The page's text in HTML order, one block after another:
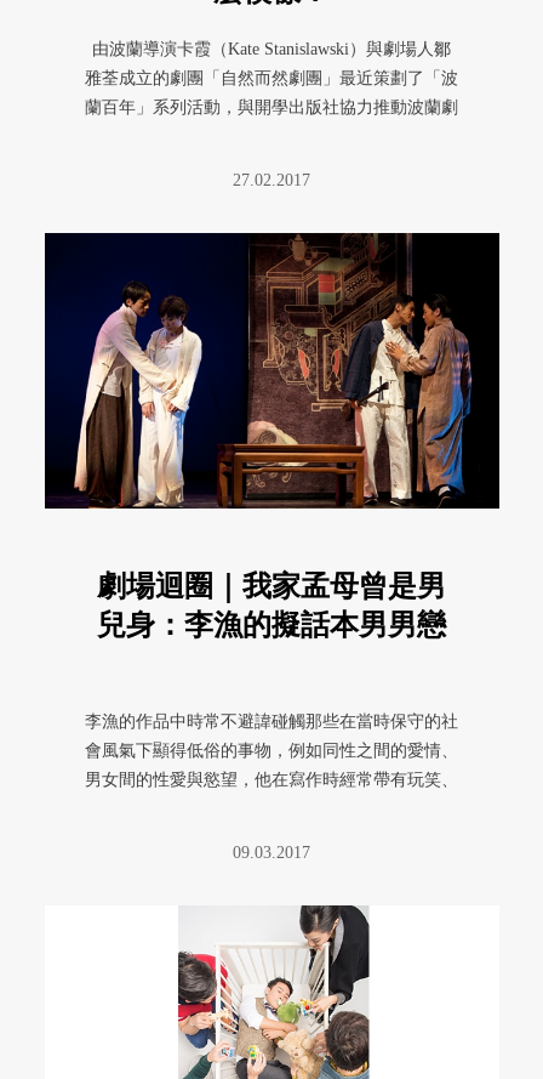
由波蘭導演卡霞（Kate Stanislawski）與劇場人鄒
雅荃成立的劇團「自然而然劇團」最近策劃了「波
蘭百年」系列活動，與開學出版社協力推動波蘭劇
27.02.2017
劇場迴圈｜我家孟母曾是男
兒身：李漁的擬話本男男戀
李漁的作品中時常不避諱碰觸那些在當時保守的社
會風氣下顯得低俗的事物，例如同性之間的愛情、
男女間的性愛與慾望，他在寫作時經常帶有玩笑、
09.03.2017